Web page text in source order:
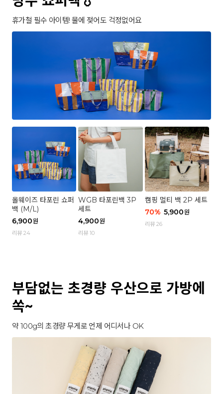
휴가철 필수 아이템! 물에 젖어도 걱정없어요
올웨이즈 타포린 쇼퍼
백 (M/L)
6,900원
리뷰 24
WGB 타포린백 3P
세트
4,900원
리뷰 10
캠핑 멀티 백 2P 세트
70% 5,900원
리뷰 26
부담없는 초경량 우산으로 가방에
쏙~
약 100g의 초경량 무게로 언제 어디서나 OK